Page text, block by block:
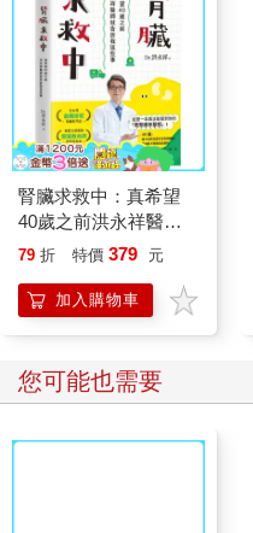
腎臟求救中：真希望
40歲之前洪永祥醫師
就告訴我這些事
79 折 特價 379 元
加入購物車
您可能也需要